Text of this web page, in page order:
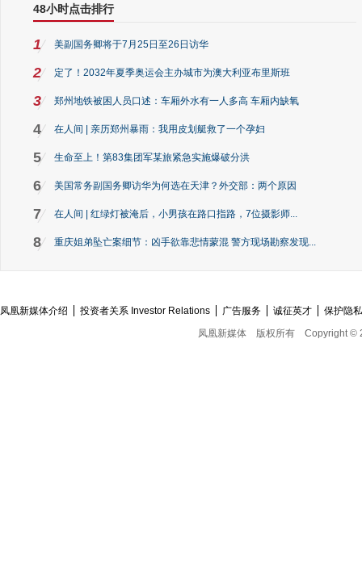
48小时点击排行
1 美副国务卿将于7月25日至26日访华
2 定了！2032年夏季奥运会主办城市为澳大利亚布里斯班
3 郑州地铁被困人员口述：车厢外水有一人多高 车厢内缺氧
4 在人间 | 亲历郑州暴雨：我用皮划艇救了一个孕妇
5 生命至上！第83集团军某旅紧急实施爆破分洪
6 美国常务副国务卿访华为何选在天津？外交部：两个原因
7 在人间 | 红绿灯被淹后，小男孩在路口指路，7位摄影师...
8 重庆姐弟坠亡案细节：凶手欲靠悲情蒙混 警方现场勘察发现...
凤凰新媒体介绍 投资者关系 Investor Relations 广告服务 诚征英才
保护隐
凤凰新媒体
版权所有 Copyright ©